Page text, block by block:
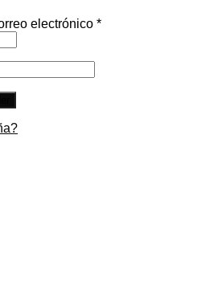
electrónico *